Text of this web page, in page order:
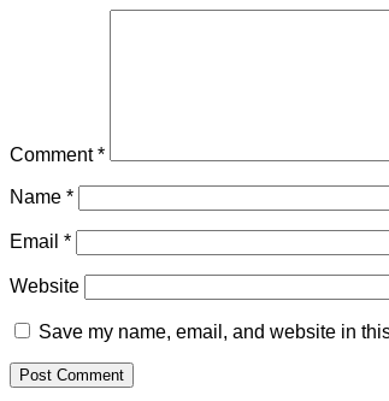
Comment*
Name *
Email *
Website
Save my name, email, and website in